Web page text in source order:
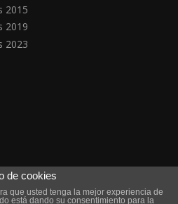
2015
2019
2023
reservados | HOYALDIA - Actualidad
de cookies
que usted tenga la mejor experiencia de
está dando su consentimiento para la